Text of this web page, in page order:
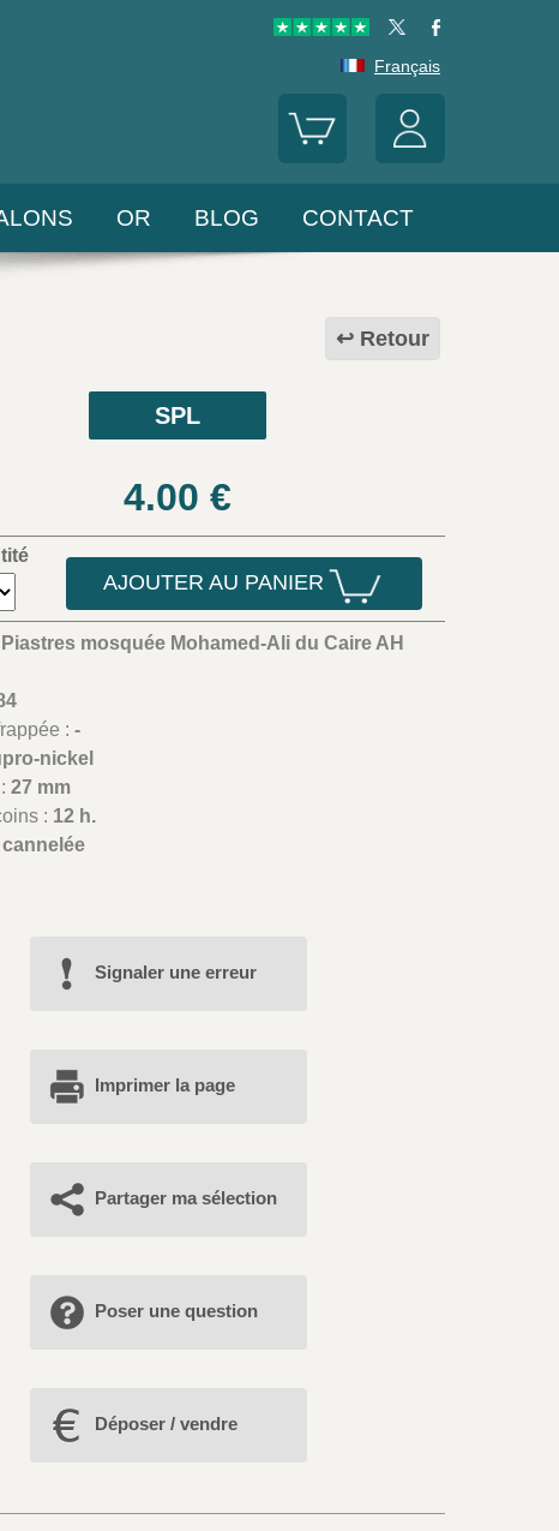
Français
OR BLOG CONTACT
Retour
SPL
4.00 €
AJOUTER AU PANIER
mosquée Mohamed-Ali du Caire AH
:-
nickel
:27 mm
: 12 h.
cannelée
Signaler une erreur
Imprimer la page
Partager ma sélection
Poser une question
Déposer / vendre